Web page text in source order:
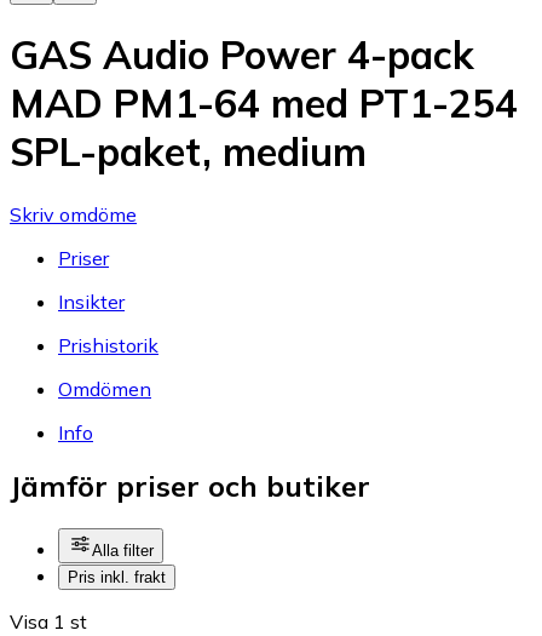
GAS Audio Power 4-pack
MAD PM1-64 med PT1-254
SPL-paket, medium
Skriv omdöme
Priser
Insikter
Prishistorik
Omdömen
Info
Jämför priser och butiker
Alla filter
Pris inkl. frakt
Visa 1 st